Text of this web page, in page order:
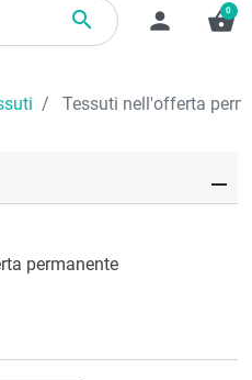
 person shopping_basket
0
Tessuti nell'offerta
permanente